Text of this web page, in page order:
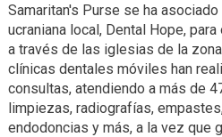
Samaritan's Purse se ha
ucraniana local, Dental Hope,
a través de las iglesias de la
clínicas dentales móviles han
consultas, atendiendo a más de
limpiezas, radiografías,
endodoncias y más, a la vez que